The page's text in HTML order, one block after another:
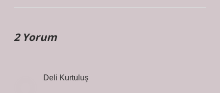
2 Yorum
Deli Kurtuluş